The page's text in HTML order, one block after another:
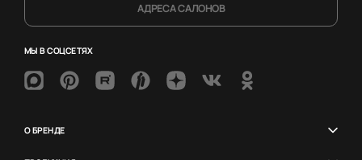
АДРЕСА САЛОНОВ
МЫ В СОЦСЕТЯХ
О БРЕНДЕ